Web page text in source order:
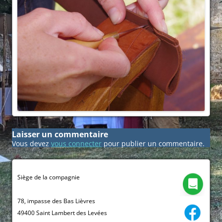
Laisser un commentaire
Vous devez vous connecter pour publier un commentaire.
Siège de la compagnie
78, impasse des Bas Lièvres
49400 Saint Lambert des Levées